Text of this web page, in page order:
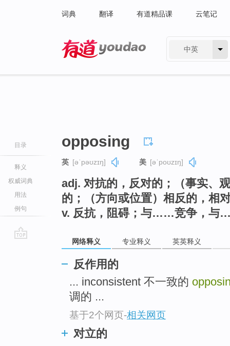
词典 翻译 有道精品课 云笔记
中英
目录
释义
权威词典
用法
例句
opposing
英 [əˈpəʊzɪŋ] 美 [əˈpoʊzɪŋ]
adj. 对抗的，反对的；（事实、
的；（方向或位置）相反的，相
v. 反抗，阻碍；与……竞争，与
网络释义 专业释义 英英释义
反作用的
... inconsistent 不一致的
调的 ...
基于2个网页-相关网页
对立的